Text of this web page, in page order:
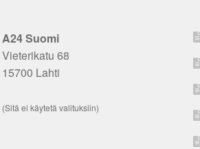
A24 Suomi
Vieterikatu 68
15700 Lahti
(Sitä ei käytetä valituksiin)